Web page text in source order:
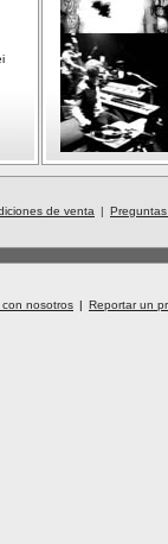
de venta |
nosotros | Reportar un